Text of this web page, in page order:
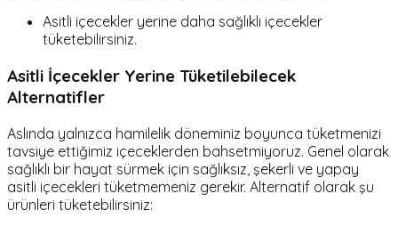
Asitli içecekler yerine daha sağlıklı içecekler
tüketebilirsiniz.
Asitli İçecekler Yerine Tüketilebilecek
Alternatifler
Aslında yalnızca hamilelik döneminiz boyunca tüketmenizi
tavsiye ettiğimiz içeceklerden bahsetmiyoruz. Genel olarak
sağlıklı bir hayat sürmek için sağlıksız, şekerli ve yapay
asitli içecekleri tüketmemeniz gerekir. Alternatif olarak şu
ürünleri tüketebilirsiniz: